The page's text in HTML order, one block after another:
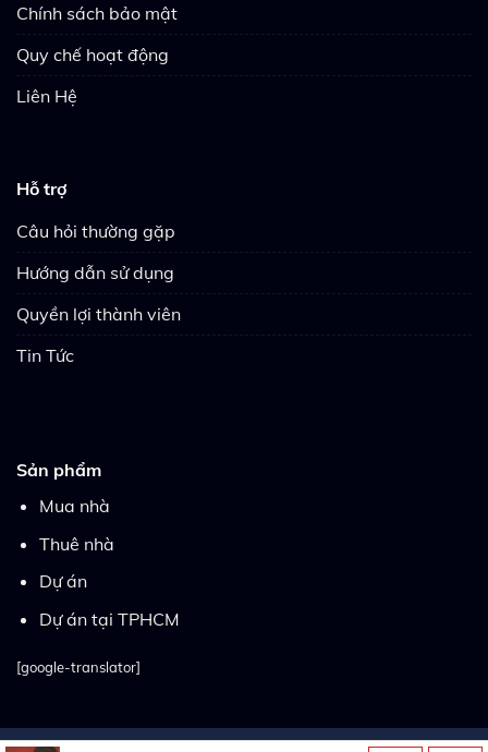
Chính sách bảo mật
Quy chế hoạt động
Liên Hệ
Hỗ trợ
Câu hỏi thường gặp
Hướng dẫn sử dụng
Quyền lợi thành viên
Tin Tức
Sản phẩm
Mua nhà
Thuê nhà
Dự án
Dự án tại TPHCM
[google-translator]